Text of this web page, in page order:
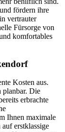
fördern ihre
vertrauter
Fürsorge von
komfortables
Kosten aus.
planbar. Die
erbrachte
Ihnen maximale
erstklassige